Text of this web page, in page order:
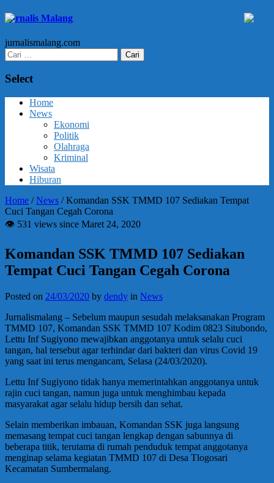
Jurnalis Malang
jurnalismalang.com
Cari
untuk:
Select
Home
News
Ekonomi
Politik
Olahraga
Kriminal
Wisata
Hiburan
Home /News /Komandan SSK TMMD 107 Sediakan Tempat
Cuci Tangan Cegah Corona
👁 531 views since Maret 24, 2020
Komandan SSK TMMD 107 Sediakan
Tempat Cuci Tangan Cegah Corona
Posted on 24/03/2020 by dendy in News
Jurnalismalang – Sebelum maupun sesudah melaksanakan Program
TMMD 107, Komandan SSK TMMD 107 Kodim 0823 Situbondo,
Lettu Inf Sugiyono mewajibkan anggotanya untuk selalu cuci
tangan, hal tersebut agar terhindar dari bakteri dan virus Covid 19
yang saat ini terus mengancam, Selasa (24/03/2020).
Lettu Inf Sugiyono tidak hanya memerintahkan anggotanya untuk
rajin cuci tangan, namun juga untuk menghimbau kepada
masyarakat agar selalu hidup bersih dan sehat.
Selain memberikan imbauan, Komandan SSK juga langsung
memasang tempat cuci tangan lengkap dengan sabunnya di
beberapa titik, terutama di rumah penduduk tempat anggotanya
menginap selama kegiatan TMMD 107 di Desa Tlogosari
Kecamatan Sumbermalang.